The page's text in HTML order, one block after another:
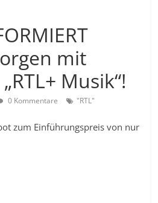
mit
Musik“!
0 Kommentare "RTL"
zum Einführungspreis von nur